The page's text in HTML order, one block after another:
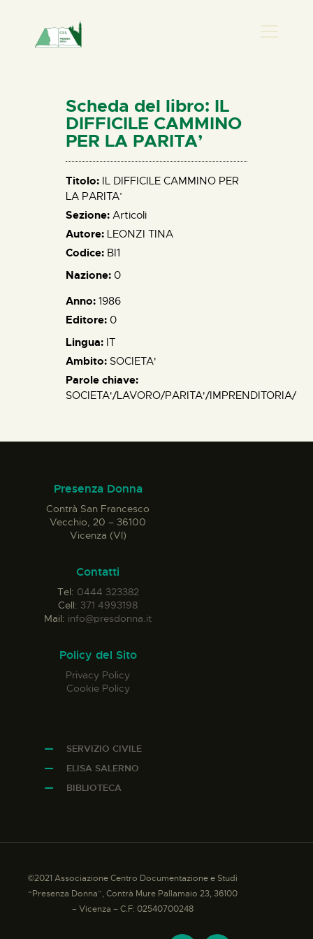
HOME
CHI SIAMO
NEWS
PERCORSI
BIBLIOTECA
ELISA SALERNO
CONTATTI
Scheda del libro: IL
DIFFICILE CAMMINO
PER LA PARITA’
Titolo: IL DIFFICILE CAMMINO PER
LA PARITA’
Sezione: Articoli
Autore: LEONZI TINA
Codice: BI1
Nazione: 0
Anno: 1986
Editore: 0
Lingua: IT
Ambito: SOCIETA'
Parole chiave:
SOCIETA'/LAVORO/PARITA'/IMPRENDITORIA/
Presenza Donna
Contrà San Francesco
Vecchio, 20 – 36100
Vicenza (VI)
Contatti
Tel: 0444 323382
Cell: 371 4993198
Mail: info@presdonna.it
Policy del Sito
Privacy Policy
Cookie Policy
SERVIZIO CIVILE
ELISA SALERNO
BIBLIOTECA
©2021 Associazione Centro Documentazione e Studi
“Presenza Donna”, Contrà Mure Pallamaio 23, 36100
– Vicenza – C.F: 02540700248